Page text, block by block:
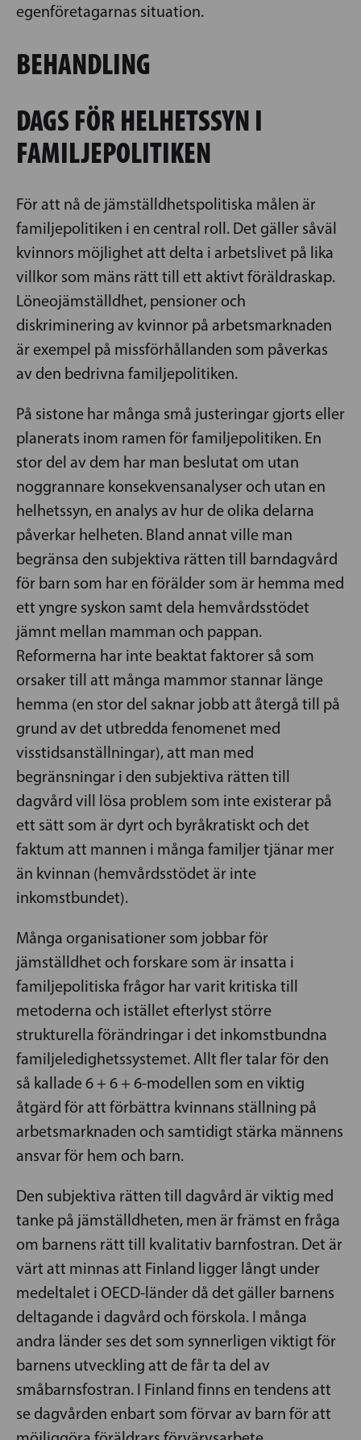
egenföretagarnas situation.
BEHANDLING
DAGS FÖR HELHETSSYN I
FAMILJEPOLITIKEN
För att nå de jämställdhetspolitiska målen är
familjepolitiken i en central roll. Det gäller såväl
kvinnors möjlighet att delta i arbetslivet på lika
villkor som mäns rätt till ett aktivt föräldraskap.
Löneojämställdhet, pensioner och
diskriminering av kvinnor på arbetsmarknaden
är exempel på missförhållanden som påverkas
av den bedrivna familjepolitiken.
På sistone har många små justeringar gjorts eller
planerats inom ramen för familjepolitiken. En
stor del av dem har man beslutat om utan
noggrannare konsekvensanalyser och utan en
helhetssyn, en analys av hur de olika delarna
påverkar helheten. Bland annat ville man
begränsa den subjektiva rätten till barndagvård
för barn som har en förälder som är hemma med
ett yngre syskon samt dela hemvårdsstödet
jämnt mellan mamman och pappan.
Reformerna har inte beaktat faktorer så som
orsaker till att många mammor stannar länge
hemma (en stor del saknar jobb att återgå till på
grund av det utbredda fenomenet med
visstidsanställningar), att man med
begränsningar i den subjektiva rätten till
dagvård vill lösa problem som inte existerar på
ett sätt som är dyrt och byråkratiskt och det
faktum att mannen i många familjer tjänar mer
än kvinnan (hemvårdsstödet är inte
inkomstbundet).
Många organisationer som jobbar för
jämställdhet och forskare som är insatta i
familjepolitiska frågor har varit kritiska till
metoderna och istället efterlyst större
strukturella förändringar i det inkomstbundna
familjeledighetssystemet. Allt fler talar för den
så kallade 6 + 6 + 6-modellen som en viktig
åtgärd för att förbättra kvinnans ställning på
arbetsmarknaden och samtidigt stärka männens
ansvar för hem och barn.
Den subjektiva rätten till dagvård är viktig med
tanke på jämställdheten, men är främst en fråga
om barnens rätt till kvalitativ barnfostran. Det är
värt att minnas att Finland ligger långt under
medeltalet i OECD-länder då det gäller barnens
deltagande i dagvård och förskola. I många
andra länder ses det som synnerligen viktigt för
barnens utveckling att de får ta del av
småbarnsfostran. I Finland finns en tendens att
se dagvården enbart som förvar av barn för att